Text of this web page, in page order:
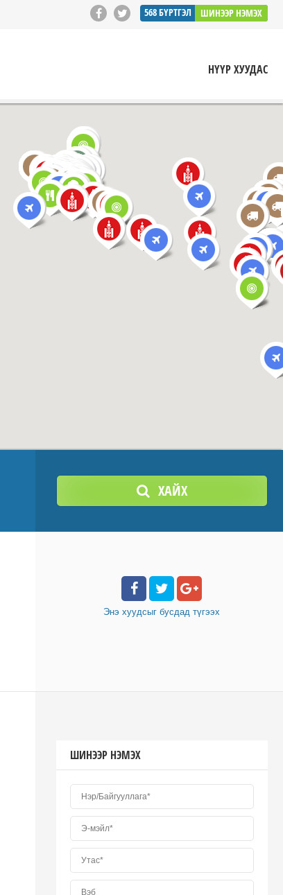
568БҮРТГЭЛ ШИНЭЭР НЭМЭХ
НҮҮР ХУУДАС
ХАЙХ
Энэ хуудсыг бусдад түгээх
ШИНЭЭР НЭМЭХ